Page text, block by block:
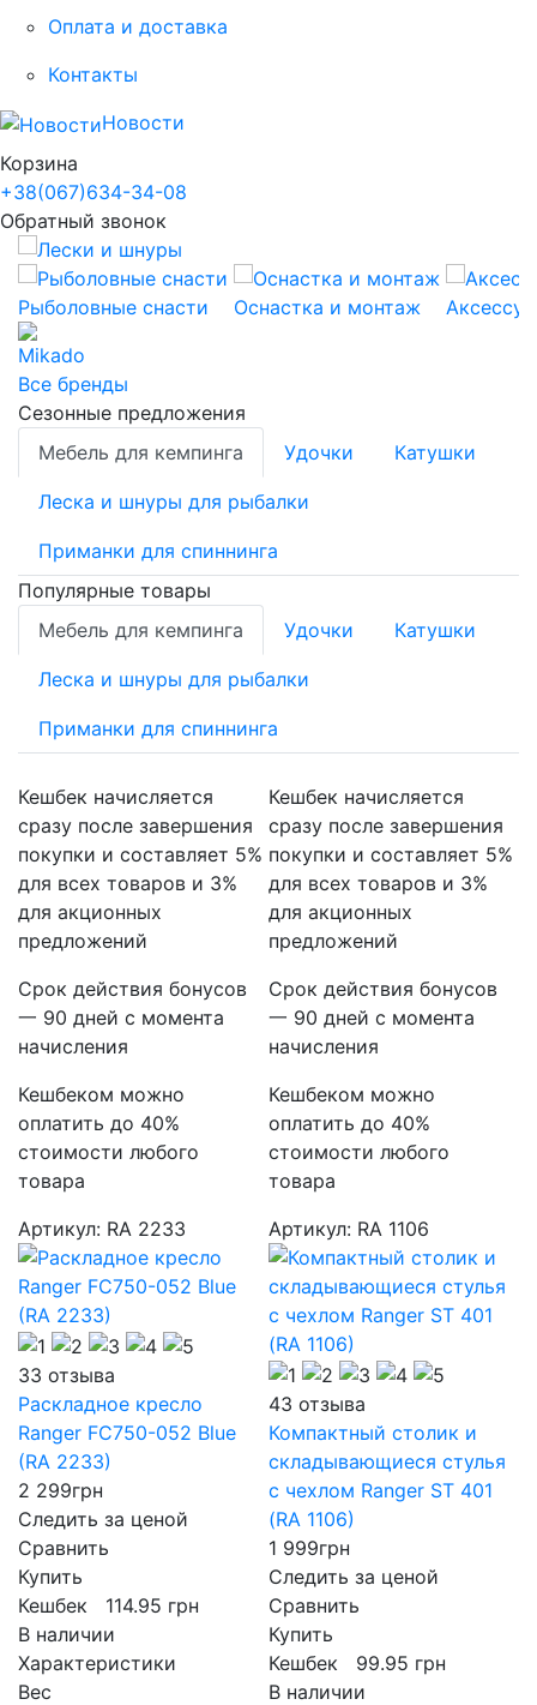
Оплата и доставка
Контакты
Новости
Корзина
+38(067)634-34-08
Обратный звонок
Рыболовные снасти Оснастка и монтаж
Все бренды
Сезонные предложения
Мебель для кемпинга
Удочки Катушки
Леска и шнуры для рыбалки
Приманки для спиннинга
Популярные товары
Мебель для кемпинга
Удочки Катушки
Леска и шнуры для рыбалки
Приманки для спиннинга
Кешбек начисляется
сразу после завершения
покупки и составляет 5%
для всех товаров и 3%
для акционных
предложений
Срок действия бонусов
一 90 дней с момента
начисления
Кешбеком можно
оплатить до 40%
стоимости любого
товара
Артикул: RA 2233
33 отзыва
Раскладное кресло
Ranger FC750-052 Blue
(RA 2233)
2 299грн
Следить за ценой
Сравнить
Купить
Кешбек 114.95 грн
В наличии
Характеристики
Вес
Кешбек начисляется
сразу после завершения
покупки и составляет 5%
для всех товаров и 3%
для акционных
предложений
Срок действия бонусов
一 90 дней с момента
начисления
Кешбеком можно
оплатить до 40%
стоимости любого
товара
Артикул: RA 1106
43 отзыва
Компактный столик и
складывающиеся стулья
с чехлом Ranger ST 401
(RA 1106)
1 999грн
Следить за ценой
Сравнить
Купить
Кешбек 99.95 грн
В наличии